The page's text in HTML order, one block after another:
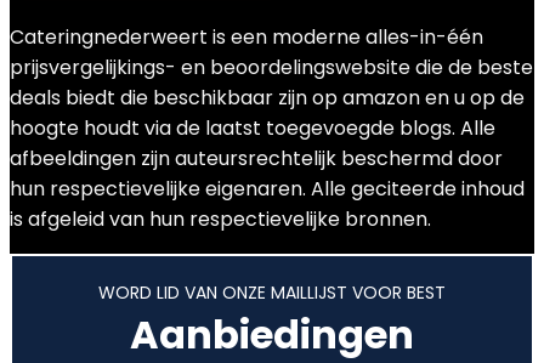
Cateringnederweert is een moderne alles-in-één
prijsvergelijkings- en beoordelingswebsite die de beste
deals biedt die beschikbaar zijn op amazon en u op de
hoogte houdt via de laatst toegevoegde blogs. Alle
afbeeldingen zijn auteursrechtelijk beschermd door
hun respectievelijke eigenaren. Alle geciteerde inhoud
is afgeleid van hun respectievelijke bronnen.
WORD LID VAN ONZE MAILLIJST VOOR BEST
Aanbiedingen